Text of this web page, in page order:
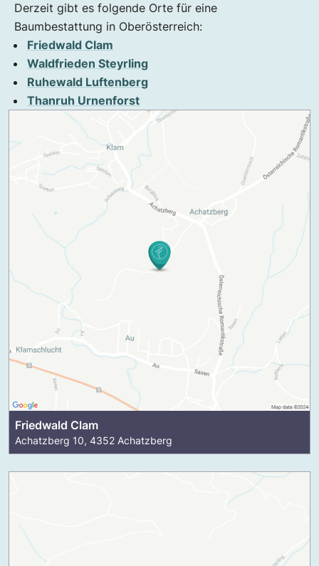
Derzeit gibt es folgende Orte für eine
Baumbestattung in Oberösterreich:
Friedwald Clam
Waldfrieden Steyrling
Ruhewald Luftenberg
Thanruh Urnenforst
Friedwald Clam
Achatzberg 10, 4352 Achatzberg